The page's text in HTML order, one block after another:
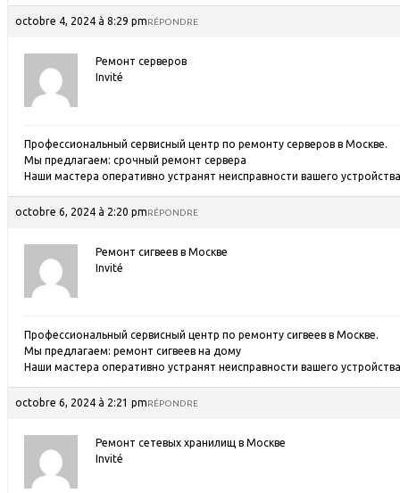
octobre 4, 2024 à 8:29 pmRÉPONDRE
Ремонт серверов
Invité
Профессиональный сервисный центр по ремонту серверов в Москве.
Мы предлагаем: срочный ремонт сервера
Наши мастера оперативно устранят неисправности вашего
octobre 6, 2024 à 2:20 pmRÉPONDRE
Ремонт сигвеев в Москве
Invité
Профессиональный сервисный центр по ремонту сигвеев в Москве.
Мы предлагаем: ремонт сигвеев на дому
Наши мастера оперативно устранят неисправности вашего
octobre 6, 2024 à 2:21 pmRÉPONDRE
Ремонт сетевых хранилищ в Москве
Invité